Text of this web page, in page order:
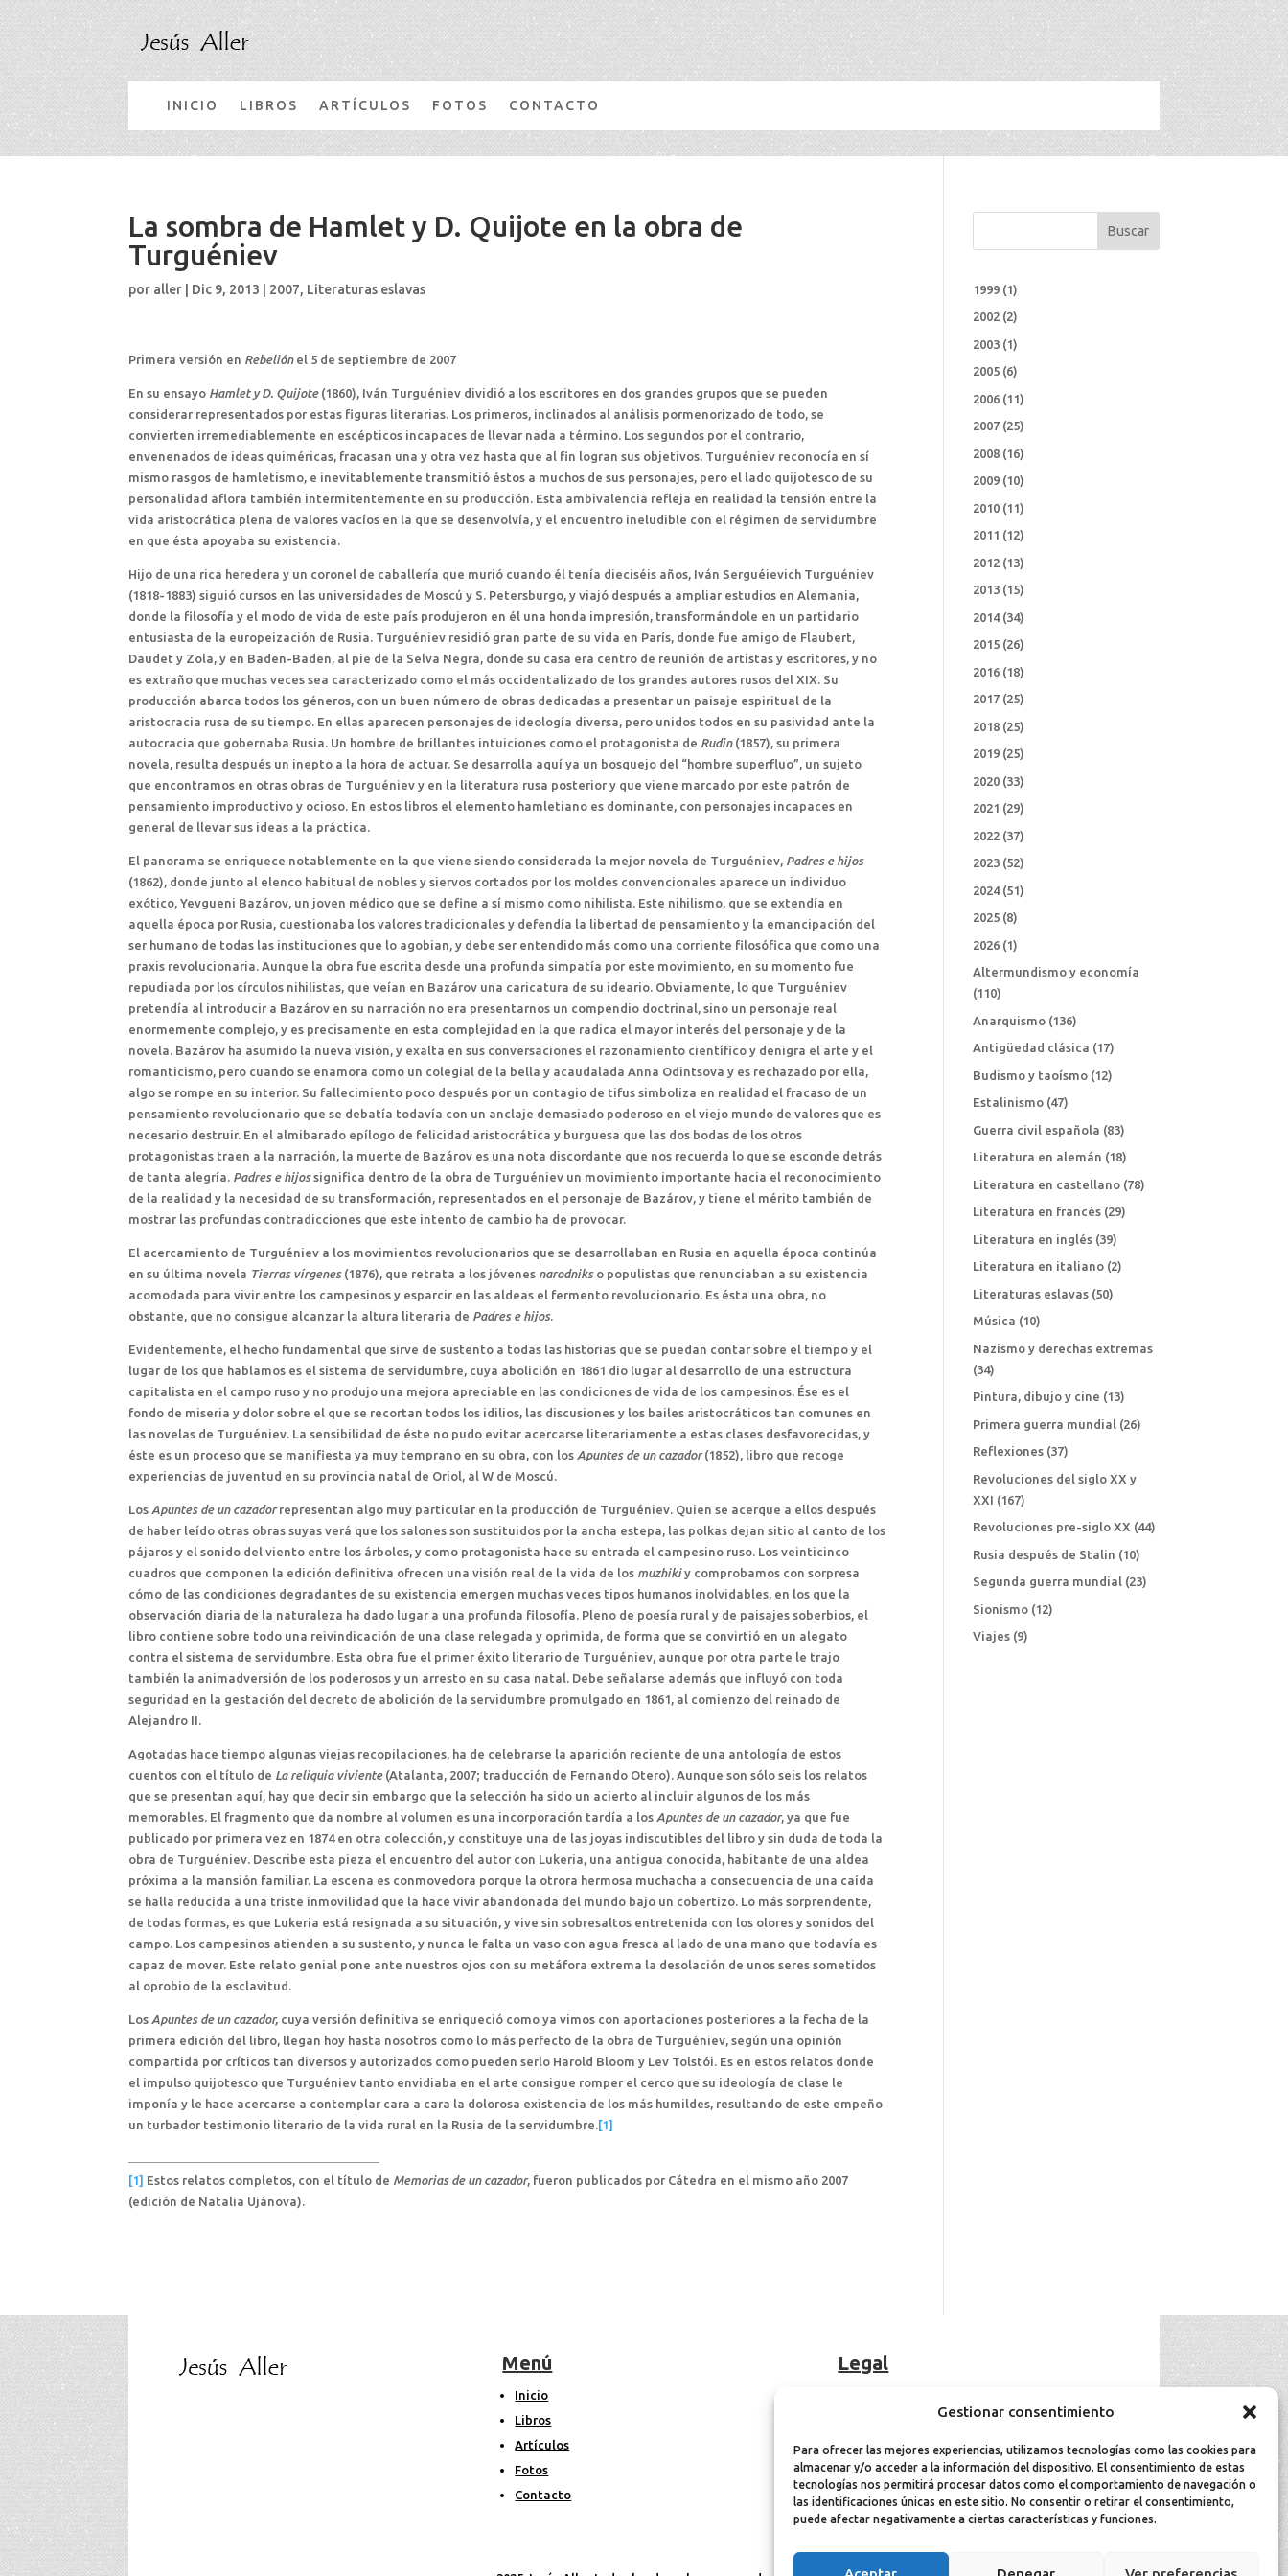
Gestionar consentimiento
Para ofrecer las mejores experiencias, utilizamos tecnologías como las cookies para
almacenar y/o acceder a la información del dispositivo. El consentimiento de estas
tecnologías nos permitirá procesar datos como el comportamiento de navegación o
las identificaciones únicas en este sitio. No consentir o retirar el consentimiento,
puede afectar negativamente a ciertas características y funciones.
INICIO LIBROS ARTÍCULOS FOTOS CONTACTO
La sombra de Hamlet y D. Quijote en la obra de
Turguéniev
por aller Dic 9, 2013 2007, Literaturas eslavas
Primera versión en Rebeliónel 5 de septiembre de 2007
En su ensayo Hamlet y D. Quijote(1860), Iván Turguéniev dividió a los escritores en dos grandes grupos que se pueden
considerar representados por estas figuras literarias. Los primeros, inclinados al análisis pormenorizado de todo, se
convierten irremediablemente en escépticos incapaces de llevar nada a término. Los segundos por el contrario,
envenenados de ideas quiméricas, fracasan una y otra vez hasta que al fin logran sus objetivos. Turguéniev reconocía en sí
mismo rasgos de hamletismo, e inevitablemente transmitió éstos a muchos de sus personajes, pero el lado quijotesco de su
personalidad aflora también intermitentemente en su producción. Esta ambivalencia refleja en realidad la tensión entre la
vida aristocrática plena de valores vacíos en la que se desenvolvía, y el encuentro ineludible con el régimen de servidumbre
en que ésta apoyaba su existencia.
Hijo de una rica heredera y un coronel de caballería que murió cuando él tenía dieciséis años, Iván Serguéievich Turguéniev
(1818-1883) siguió cursos en las universidades de Moscú y S. Petersburgo, y viajó después a ampliar estudios en Alemania,
donde la filosofía y el modo de vida de este país produjeron en él una honda impresión, transformándole en un partidario
entusiasta de la europeización de Rusia. Turguéniev residió gran parte de su vida en París, donde fue amigo de Flaubert,
Daudet y Zola, y en Baden-Baden, al pie de la Selva Negra, donde su casa era centro de reunión de artistas y escritores, y no
es extraño que muchas veces sea caracterizado como el más occidentalizado de los grandes autores rusos del XIX. Su
producción abarca todos los géneros, con un buen número de obras dedicadas a presentar un paisaje espiritual de la
aristocracia rusa de su tiempo. En ellas aparecen personajes de ideología diversa, pero unidos todos en su pasividad ante la
autocracia que gobernaba Rusia. Un hombre de brillantes intuiciones como el protagonista de Rudin(1857), su primera
novela, resulta después un inepto a la hora de actuar. Se desarrolla aquí ya un bosquejo del “hombre superfluo”, un sujeto
que encontramos en otras obras de Turguéniev y en la literatura rusa posterior y que viene marcado por este patrón de
pensamiento improductivo y ocioso. En estos libros el elemento hamletiano es dominante, con personajes incapaces en
general de llevar sus ideas a la práctica.
El panorama se enriquece notablemente en la que viene siendo considerada la mejor novela de Turguéniev, Padres e hijos
(1862), donde junto al elenco habitual de nobles y siervos cortados por los moldes convencionales aparece un individuo
exótico, Yevgueni Bazárov, un joven médico que se define a sí mismo como nihilista. Este nihilismo, que se extendía en
aquella época por Rusia, cuestionaba los valores tradicionales y defendía la libertad de pensamiento y la emancipación del
ser humano de todas las instituciones que lo agobian, y debe ser entendido más como una corriente filosófica que como una
praxis revolucionaria. Aunque la obra fue escrita desde una profunda simpatía por este movimiento, en su momento fue
repudiada por los círculos nihilistas, que veían en Bazárov una caricatura de su ideario. Obviamente, lo que Turguéniev
pretendía al introducir a Bazárov en su narración no era presentarnos un compendio doctrinal, sino un personaje real
enormemente complejo, y es precisamente en esta complejidad en la que radica el mayor interés del personaje y de la
novela. Bazárov ha asumido la nueva visión, y exalta en sus conversaciones el razonamiento científico y denigra el arte y el
romanticismo, pero cuando se enamora como un colegial de la bella y acaudalada Anna Odintsova y es rechazado por ella,
algo se rompe en su interior. Su fallecimiento poco después por un contagio de tifus simboliza en realidad el fracaso de un
pensamiento revolucionario que se debatía todavía con un anclaje demasiado poderoso en el viejo mundo de valores que es
necesario destruir. En el almibarado epílogo de felicidad aristocrática y burguesa que las dos bodas de los otros
protagonistas traen a la narración, la muerte de Bazárov es una nota discordante que nos recuerda lo que se esconde detrás
de tanta alegría. Padres e hijossignifica dentro de la obra de Turguéniev un movimiento importante hacia el reconocimiento
de la realidad y la necesidad de su transformación, representados en el personaje de Bazárov, y tiene el mérito también de
mostrar las profundas contradicciones que este intento de cambio ha de provocar.
El acercamiento de Turguéniev a los movimientos revolucionarios que se desarrollaban en Rusia en aquella época continúa
en su última novela Tierras vírgenes(1876), que retrata a los jóvenes narodnikso populistas que renunciaban a su existencia
acomodada para vivir entre los campesinos y esparcir en las aldeas el fermento revolucionario. Es ésta una obra, no
obstante, que no consigue alcanzar la altura literaria de Padres e hijos.
Evidentemente, el hecho fundamental que sirve de sustento a todas las historias que se puedan contar sobre el tiempo y el
lugar de los que hablamos es el sistema de servidumbre, cuya abolición en 1861 dio lugar al desarrollo de una estructura
capitalista en el campo ruso y no produjo una mejora apreciable en las condiciones de vida de los campesinos. Ése es el
fondo de miseria y dolor sobre el que se recortan todos los idilios, las discusiones y los bailes aristocráticos tan comunes en
las novelas de Turguéniev. La sensibilidad de éste no pudo evitar acercarse literariamente a estas clases desfavorecidas, y
éste es un proceso que se manifiesta ya muy temprano en su obra, con los Apuntes de un cazador(1852), libro que recoge
experiencias de juventud en su provincia natal de Oriol, al W de Moscú.
Los Apuntes de un cazadorrepresentan algo muy particular en la producción de Turguéniev. Quien se acerque a ellos después
de haber leído otras obras suyas verá que los salones son sustituidos por la ancha estepa, las polkas dejan sitio al canto de los
pájaros y el sonido del viento entre los árboles, y como protagonista hace su entrada el campesino ruso. Los veinticinco
cuadros que componen la edición definitiva ofrecen una visión real de la vida de los muzhikiy comprobamos con sorpresa
cómo de las condiciones degradantes de su existencia emergen muchas veces tipos humanos inolvidables, en los que la
observación diaria de la naturaleza ha dado lugar a una profunda filosofía. Pleno de poesía rural y de paisajes soberbios, el
libro contiene sobre todo una reivindicación de una clase relegada y oprimida, de forma que se convirtió en un alegato
contra el sistema de servidumbre. Esta obra fue el primer éxito literario de Turguéniev, aunque por otra parte le trajo
también la animadversión de los poderosos y un arresto en su casa natal. Debe señalarse además que influyó con toda
seguridad en la gestación del decreto de abolición de la servidumbre promulgado en 1861, al comienzo del reinado de
Alejandro II.
Agotadas hace tiempo algunas viejas recopilaciones, ha de celebrarse la aparición reciente de una antología de estos
cuentos con el título de La reliquia viviente(Atalanta, 2007; traducción de Fernando Otero). Aunque son sólo seis los relatos
que se presentan aquí, hay que decir sin embargo que la selección ha sido un acierto al incluir algunos de los más
memorables. El fragmento que da nombre al volumen es una incorporación tardía a los Apuntes de un cazador, ya que fue
publicado por primera vez en 1874 en otra colección, y constituye una de las joyas indiscutibles del libro y sin duda de toda la
obra de Turguéniev. Describe esta pieza el encuentro del autor con Lukeria, una antigua conocida, habitante de una aldea
próxima a la mansión familiar. La escena es conmovedora porque la otrora hermosa muchacha a consecuencia de una caída
se halla reducida a una triste inmovilidad que la hace vivir abandonada del mundo bajo un cobertizo. Lo más sorprendente,
de todas formas, es que Lukeria está resignada a su situación, y vive sin sobresaltos entretenida con los olores y sonidos del
campo. Los campesinos atienden a su sustento, y nunca le falta un vaso con agua fresca al lado de una mano que todavía es
capaz de mover. Este relato genial pone ante nuestros ojos con su metáfora extrema la desolación de unos seres sometidos
al oprobio de la esclavitud.
Los Apuntes de un cazador, cuya versión definitiva se enriqueció como ya vimos con aportaciones posteriores a la fecha de la
primera edición del libro, llegan hoy hasta nosotros como lo más perfecto de la obra de Turguéniev, según una opinión
compartida por críticos tan diversos y autorizados como pueden serlo Harold Bloom y Lev Tolstói. Es en estos relatos donde
el impulso quijotesco que Turguéniev tanto envidiaba en el arte consigue romper el cerco que su ideología de clase le
imponía y le hace acercarse a contemplar cara a cara la dolorosa existencia de los más humildes, resultando de este empeño
un turbador testimonio literario de la vida rural en la Rusia de la servidumbre. [1]
[1] Estos relatos completos, con el título de Memorias de un cazador, fueron publicados por Cátedra en el mismo año 2007
(edición de Natalia Ujánova).
Buscar
1999 (1)
2002 (2)
2003 (1)
2005 (6)
2006 (11)
2007 (25)
2008 (16)
2009 (10)
2010 (11)
2011 (12)
2012 (13)
2013 (15)
2014(34)
2015 (26)
2016 (18)
2017 (25)
2018 (25)
2019 (25)
2020 (33)
2021 (29)
2022 (37)
2023 (52)
2024(51)
2025 (8)
2026 (1)
Altermundismo y economía
(110)
Anarquismo (136)
Antigüedad clásica (17)
Budismo y taoísmo (12)
Estalinismo (47)
Guerra civil española (83)
Literatura en alemán (18)
Literatura en castellano (78)
Literatura en francés (29)
Literatura en inglés (39)
Literatura en italiano (2)
Literaturas eslavas (50)
Música (10)
Nazismo y derechas extremas
(34)
Pintura, dibujo y cine (13)
Primera guerra mundial (26)
Reflexiones (37)
Revoluciones del siglo XX y
XXI (167)
Revoluciones pre-siglo XX (44)
Rusia después de Stalin (10)
Segunda guerra mundial (23)
Sionismo (12)
Viajes (9)
Menú
Inicio
Libros
Artículos
Fotos
Contacto
Legal
Política de cookies
Política de privacidad